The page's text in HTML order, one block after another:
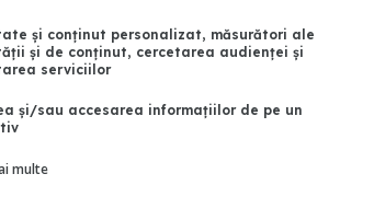
și conținut personalizat, măsurători ale
și de conținut, cercetarea audienței și
serviciilor
și/sau accesarea informațiilor de pe un
multe